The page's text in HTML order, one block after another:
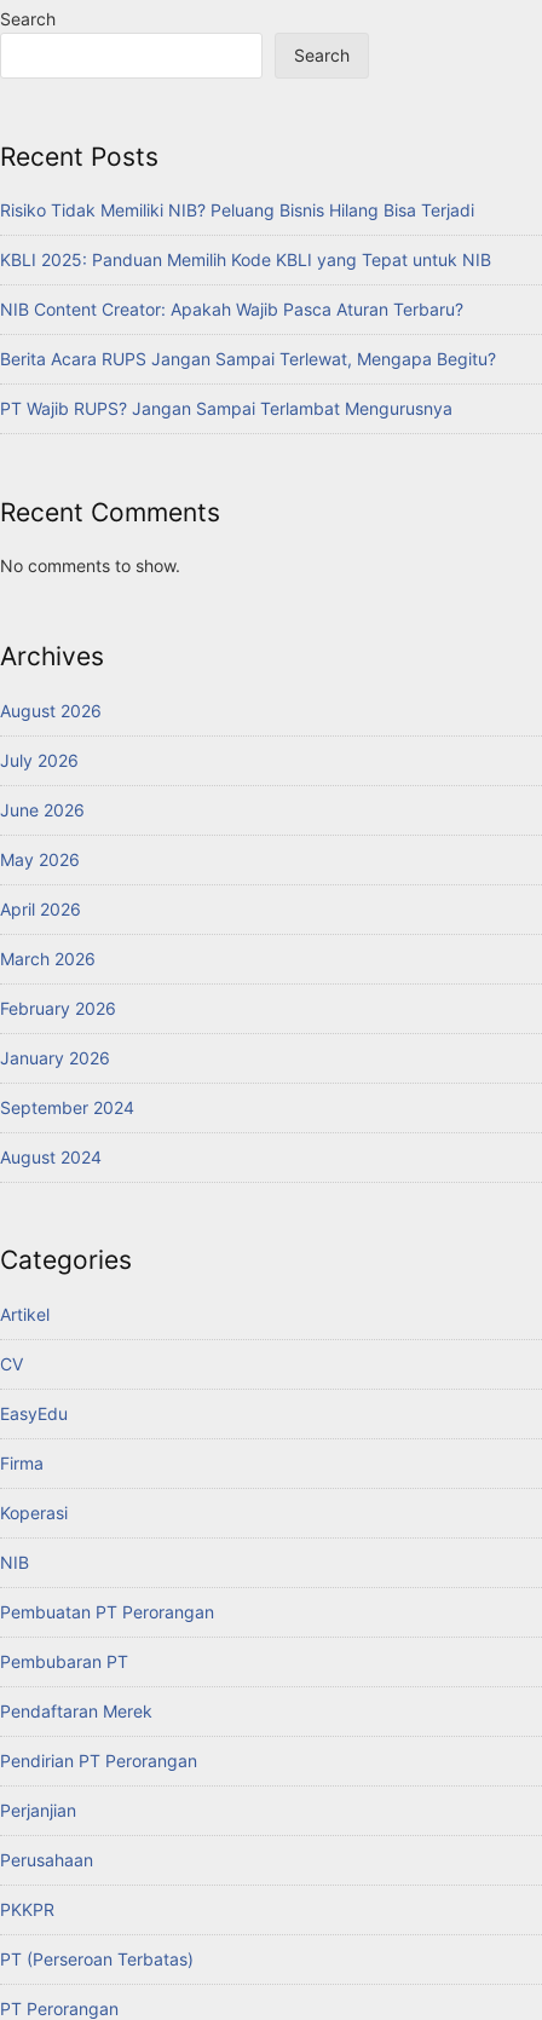
Search
Search
Recent Posts
Risiko Tidak Memiliki NIB? Peluang Bisnis Hilang Bisa Terjadi
KBLI 2025: Panduan Memilih Kode KBLI yang Tepat untuk NIB
NIB Content Creator: Apakah Wajib Pasca Aturan Terbaru?
Berita Acara RUPS Jangan Sampai Terlewat, Mengapa Begitu?
PT Wajib RUPS? Jangan Sampai Terlambat Mengurusnya
Recent Comments
No comments to show.
Archives
August 2026
July 2026
June 2026
May 2026
April 2026
March 2026
February 2026
January 2026
September 2024
August 2024
Categories
Artikel
CV
EasyEdu
Firma
Koperasi
NIB
Pembuatan PT Perorangan
Pembubaran PT
Pendaftaran Merek
Pendirian PT Perorangan
Perjanjian
Perusahaan
PKKPR
PT (Perseroan Terbatas)
PT Perorangan